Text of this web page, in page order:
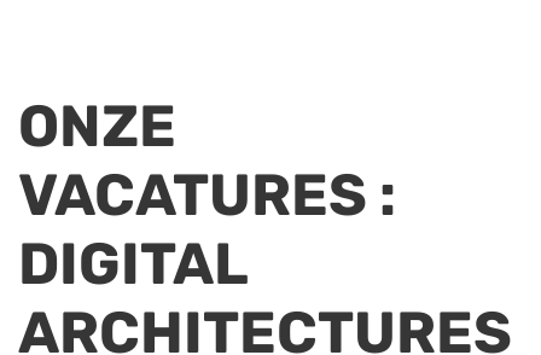
ONZE
VACATURES :
DIGITAL
ARCHITECTURES